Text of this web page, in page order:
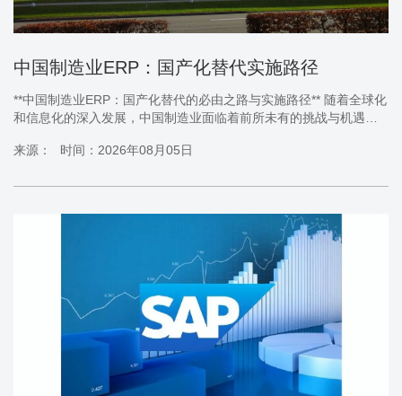
中国制造业ERP：国产化替代实施路径
**中国制造业ERP：国产化替代的必由之路与实施路径** 随着全球化
和信息化的深入发展，中国制造业面临着前所未有的挑战与机遇。
业不可或缺的一环。而《中国制造业ERP：国产化替代实施路径》
径。本文将结合实际案例和具体的产品品牌，为您解析中国制造业
来源： 时间：2026年08月05日